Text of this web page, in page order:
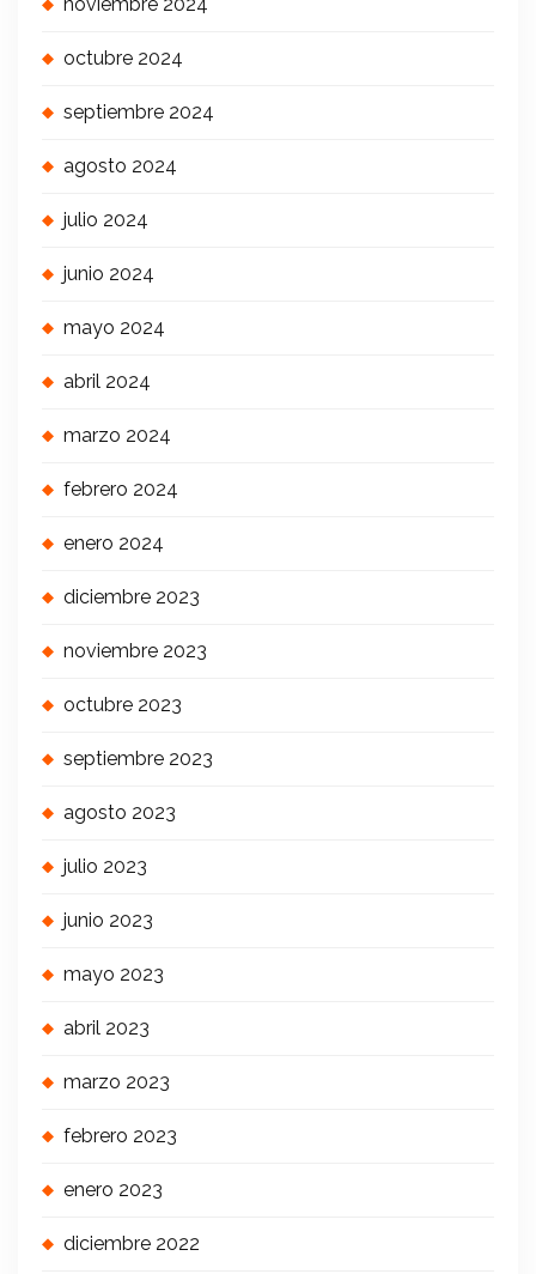
noviembre 2024
octubre 2024
septiembre 2024
agosto 2024
julio 2024
junio 2024
mayo 2024
abril 2024
marzo 2024
febrero 2024
enero 2024
diciembre 2023
noviembre 2023
octubre 2023
septiembre 2023
agosto 2023
julio 2023
junio 2023
mayo 2023
abril 2023
marzo 2023
febrero 2023
enero 2023
diciembre 2022